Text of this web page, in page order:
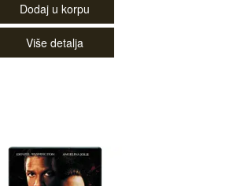
Dodaj u korpu
Više detalja